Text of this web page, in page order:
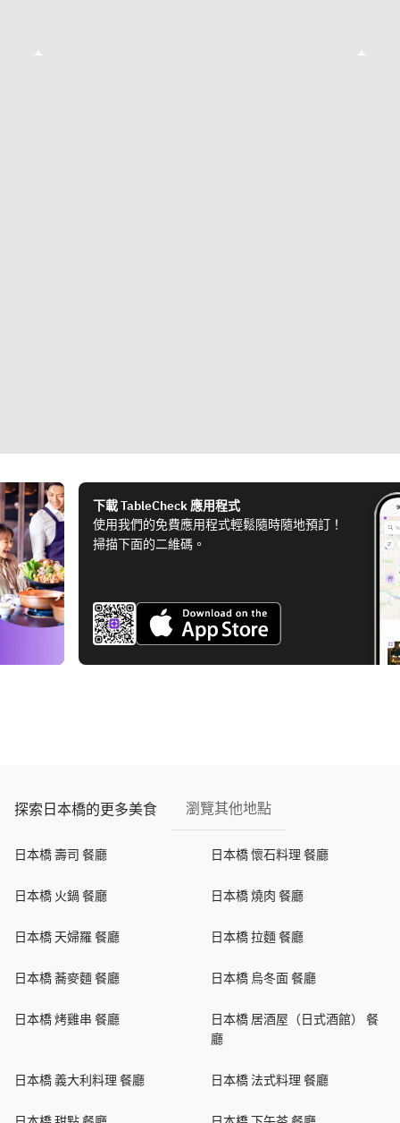
下載 TableCheck 應用程式
使用我們的免費應用程式輕鬆隨時隨地預訂！
掃描下面的二維碼。
探索日本橋的更多美食 瀏覽其他地點
日本橋 壽司 餐廳 日本橋 懷石料理 餐廳
日本橋 火鍋 餐廳 日本橋 燒肉 餐廳
日本橋 天婦羅 餐廳 日本橋 拉麵 餐廳
日本橋 蕎麥麵 餐廳 日本橋 烏冬面 餐廳
日本橋 烤雞串 餐廳
日本橋 居酒屋（日式酒館） 餐
廳
日本橋 義大利料理 餐廳 日本橋 法式料理 餐廳